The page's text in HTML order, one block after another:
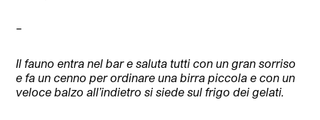
–
Il fauno entra nel bar e saluta tutti con un gran sorriso
e fa un cenno per ordinare una birra piccola e con un
veloce balzo all’indietro si siede sul frigo dei gelati.